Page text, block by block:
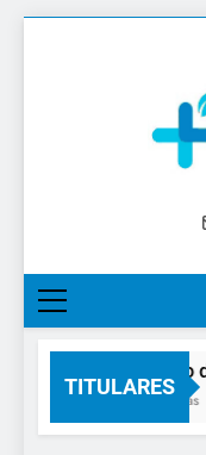
TITULARES
El impacto
23 Horas Atrás